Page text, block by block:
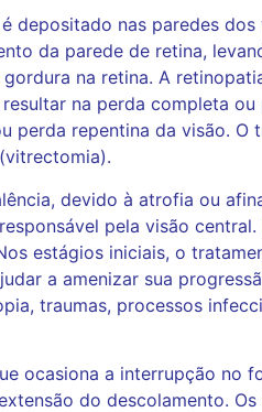
depositado nas paredes dos
da parede de retina,
na retina. A
na perda completa ou
perda repentina da visão. O
devido à atrofia ou
pela visão central.
estágios iniciais, o
a amenizar sua
traumas, processos
ocasiona a interrupção no
do descolamento.